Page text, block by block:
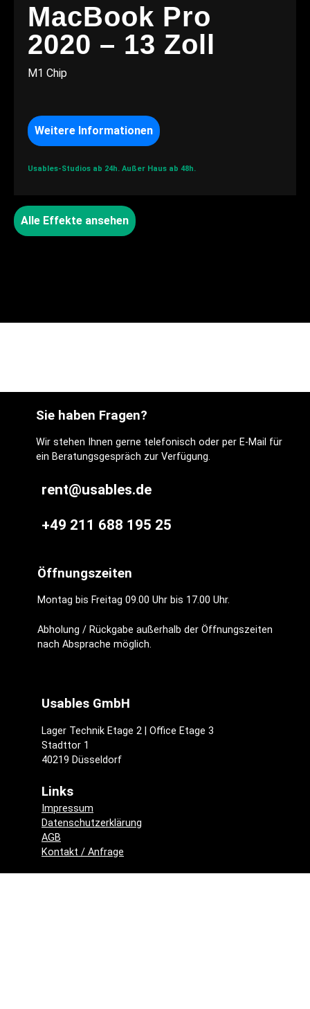
MacBook Pro
2020 – 13 Zoll
M1 Chip
Weitere Informationen
Usables-Studios ab 24h. Außer Haus ab 48h.
Alle Effekte ansehen
Sie haben Fragen?
Wir stehen Ihnen gerne telefonisch oder per E-Mail für
ein Beratungsgespräch zur Verfügung.
rent@usables.de
+49 211 688 195 25
Öffnungszeiten
Montag bis Freitag 09.00 Uhr bis 17.00 Uhr.
Abholung / Rückgabe außerhalb der Öffnungszeiten
nach Absprache möglich.
Usables GmbH
Lager Technik Etage 2 | Office Etage 3
Stadttor 1
40219 Düsseldorf
Links
Impressum
Datenschutzerklärung
AGB
Kontakt / Anfrage